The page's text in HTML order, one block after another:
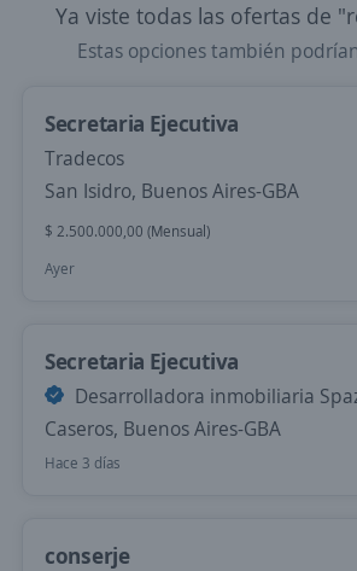
Ya viste todas las ofertas de
Estas opciones también
Secretaria Ejecutiva
Tradecos
San Isidro, Buenos Aires-GBA
$ 2.500.000,00 (Mensual)
Ayer
Secretaria Ejecutiva
Desarrolladora inmobiliaria
Caseros, Buenos Aires-GBA
Hace 3 días
conserje